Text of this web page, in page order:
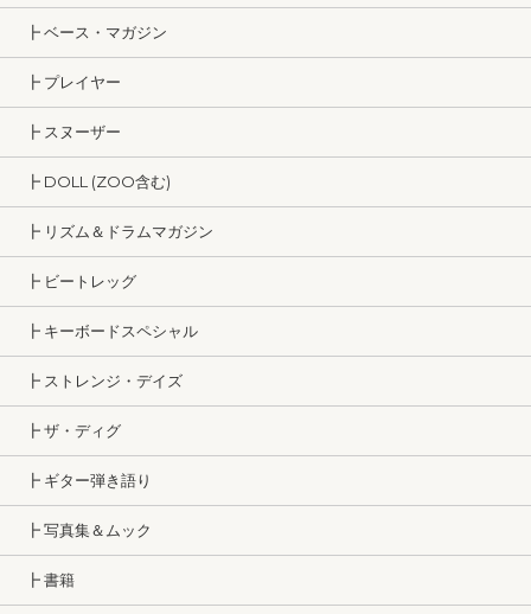
┣ ベース・マガジン
┣ プレイヤー
┣ スヌーザー
┣ DOLL (ZOO含む)
┣ リズム＆ドラムマガジン
┣ ビートレッグ
┣ キーボードスペシャル
┣ ストレンジ・デイズ
┣ ザ・ディグ
┣ ギター弾き語り
┣ 写真集＆ムック
┣ 書籍